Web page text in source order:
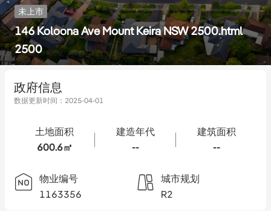
未上市
146 Koloona Ave Mount Keira NSW 2500.html
2500
政府信息
数据更新时间： 2025-04-01
土地面积
600.6㎡
建造年代
--
建筑面积
--
物业编号
1163356
城市规划
R2